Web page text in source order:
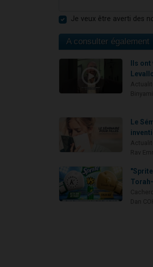
Je veux être averti des
A consulter également
Ils
Le